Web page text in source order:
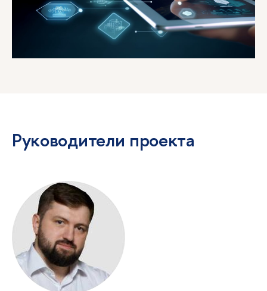
Руководители проекта